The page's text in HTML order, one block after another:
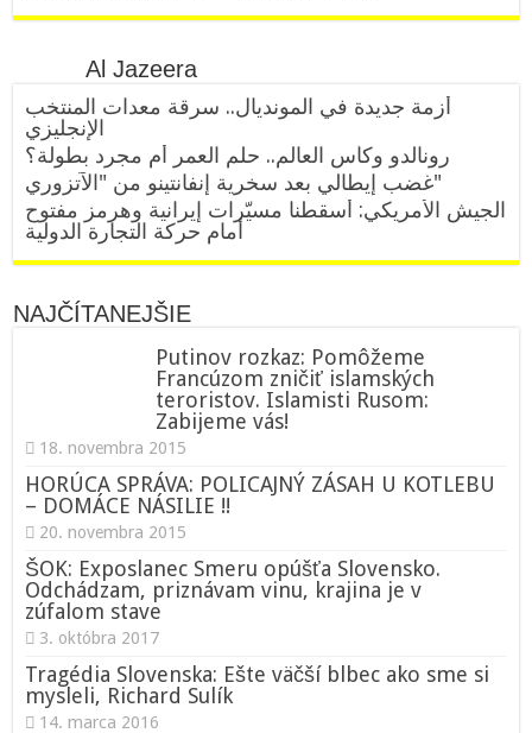
Al Jazeera
أزمة جديدة في المونديال.. سرقة معدات المنتخب
الإنجليزي
رونالدو وكأس العالم.. حلم العمر أم مجرد بطولة؟
غضب إيطالي بعد سخرية إنفانتينو من "الآتزوري"
الجيش الأمريكي: أسقطنا مسيّرات إيرانية وهرمز مفتوح
أمام حركة التجارة الدولية
NAJČÍTANEJŠIE
Putinov rozkaz: Pomôžeme
Francúzom zničiť islamských
teroristov. Islamisti Rusom:
Zabijeme vás!
18. novembra 2015
HORÚCA SPRÁVA: POLICAJNÝ ZÁSAH U KOTLEBU
– DOMÁCE NÁSILIE !!
20. novembra 2015
ŠOK: Exposlanec Smeru opúšťa Slovensko.
Odchádzam, priznávam vinu, krajina je v
zúfalom stave
3. októbra 2017
Tragédia Slovenska: Ešte väčší blbec ako sme si
mysleli, Richard Sulík
14. marca 2016